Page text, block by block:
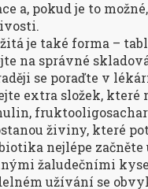
a, pokud je to
je také forma –
na správné
se poraďte v
extra složek, které
živiny, které
nejlépe
žaludečními
užívání se